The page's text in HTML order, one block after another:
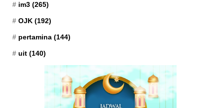
im3 (265)
OJK (192)
pertamina (144)
uit (140)